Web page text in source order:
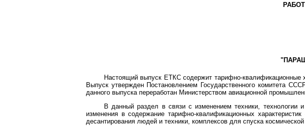
Настоящий выпуск ЕТКС содержит тарифно-квалификационные
Выпуск утвержден Постановлением Государственного комитета
данного выпуска переработан Министерством авиационной
В данный раздел в связи с изменением техники, технологии
изменения в содержание тарифно-квалификационных
десантирования людей и техники, комплексов для спуска космической